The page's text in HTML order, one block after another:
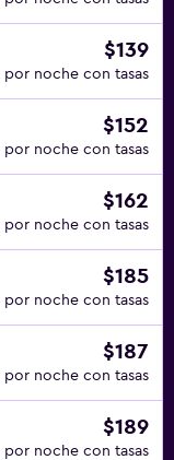
$139
por noche con tasas
$152
por noche con tasas
$162
por noche con tasas
$185
por noche con tasas
$187
por noche con tasas
$189
por noche con tasas